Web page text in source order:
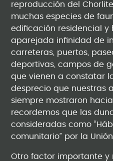
reproducción del
muchas especies de
edificación residencial y
aparejada infinidad de
carreteras, puertos,
deportivas, campos de
que vienen a constatar
desprecio que nuestras
siempre mostraron
recordemos que las
consideradas como
comunitario” por la Unión
Otro factor importante y